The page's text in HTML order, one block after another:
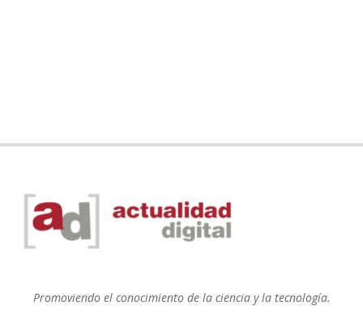
Promoviendo el conocimiento de la ciencia y la tecnología.